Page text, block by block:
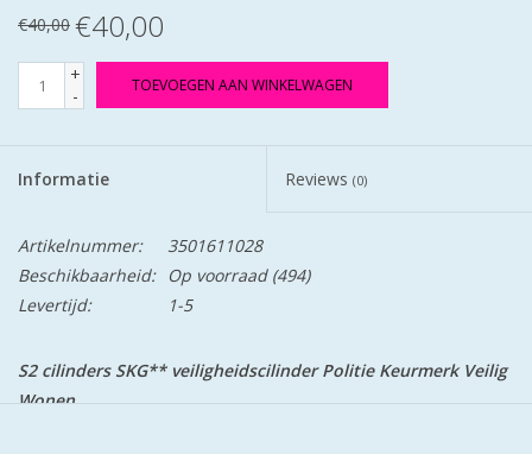
€40,00 €40,00
+
-
TOEVOEGEN AAN WINKELWAGEN
Informatie Reviews (0)
Artikelnummer:
3501611028
Beschikbaarheid:
Op voorraad(494)
Levertijd:
1-5
S2 cilinders SKG** veiligheidscilinder Politie Keurmerk Veilig
Wonen.